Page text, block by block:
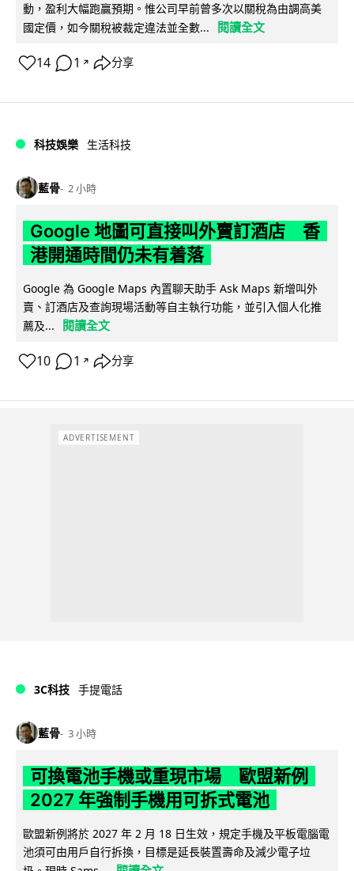
動，盈利大幅跑贏預期。惟公司早前曾多次以關稅為由調高美
國定價，如今關稅被裁定違法並全數...
閱讀全文
14 1 ↗ 分享
科技娛樂 生活科技
藍骨 2 小時
Google 地圖可直接叫外賣訂酒店 香
港開通時間仍未有着落
Google 為 Google Maps 內置聊天助手 Ask Maps 新增叫外
賣、訂酒店及查詢現場活動等自主執行功能，並引入個人化推
薦及...
閱讀全文
10 1 ↗ 分享
ADVERTISEMENT
3C科技 手提電話
藍骨 3 小時
可換電池手機或重現市場 歐盟新例
2027 年強制手機用可拆式電池
歐盟新例將於 2027 年 2 月 18 日生效，規定手機及平板電腦電
池須可由用戶自行拆換，目標是延長裝置壽命及減少電子垃